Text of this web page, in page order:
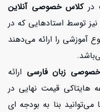
درکلاس خصوصی آنلاین
توسط استادهایی که در
آموزشی را ارائه می‌دهند
زبان فارسی ارائه
قیمت نهایی در
بنا به بودجه ای